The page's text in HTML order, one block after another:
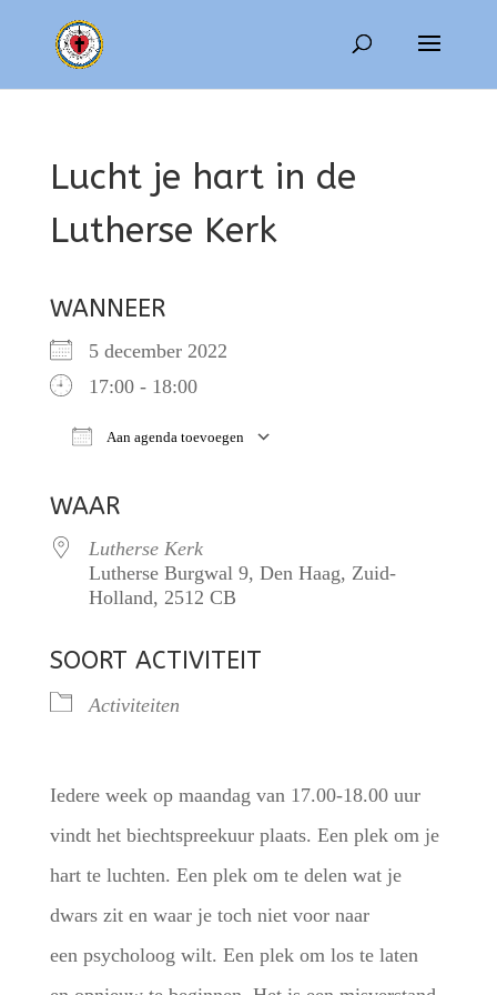
Lucht je hart in de
Lutherse Kerk
WANNEER
5 december 2022
17:00 - 18:00
Aan agenda toevoegen
WAAR
Lutherse Kerk
Lutherse Burgwal 9, Den Haag, Zuid-
Holland, 2512 CB
SOORT ACTIVITEIT
Activiteiten
Iedere week op maandag van 17.00-18.00 uur
vindt het biechtspreekuur plaats. Een plek om je
hart te luchten. Een plek om te delen wat je
dwars zit en waar je toch niet voor naar
een psycholoog wilt. Een plek om los te laten